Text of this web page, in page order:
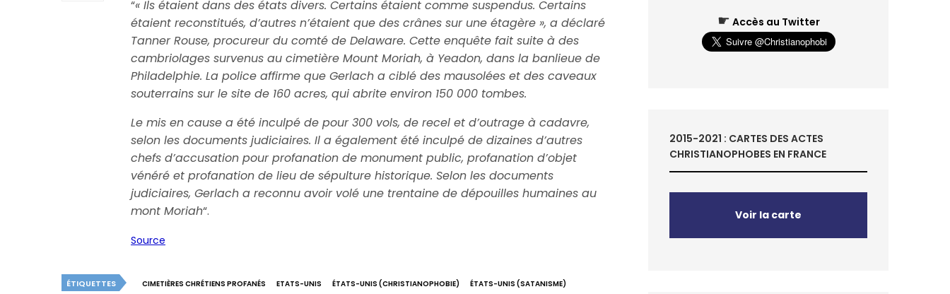
“« Ils étaient dans des états divers. Certains étaient comme suspendus. Certains
étaient reconstitués, d’autres n’étaient que des crânes sur une étagère », a déclaré
Tanner Rouse, procureur du comté de Delaware.Cette enquête fait suite à des
cambriolages survenus au cimetière Mount Moriah, à Yeadon, dans la banlieue de
Philadelphie.La police affirme que Gerlach a ciblé des mausolées et des caveaux
souterrains sur le site de 160 acres, qui abrite environ 150 000 tombes.
Le mis en cause a été inculpé de pour 300 vols, de recel et d’outrage à cadavre,
selon les documents judiciaires.Il a également été inculpé de dizaines d’autres
chefs d’accusation pour profanation de monument public, profanation d’objet
vénéré et profanation de lieu de sépulture historique.Selon les documents
judiciaires, Gerlach a reconnu avoir volé une trentaine de dépouilles humaines au
mont Moriah“.
Source
ÉTIQUETTES CIMETIÈRES CHRÉTIENS PROFANÉS ETATS-UNIS ÉTATS-UNIS (CHRISTIANOPHOBIE)
ÉTATS-UNIS (SATANISME)
☛ Accès au Twitter
2015-2021 : CARTES DES ACTES
CHRISTIANOPHOBES EN FRANCE
Voir la carte